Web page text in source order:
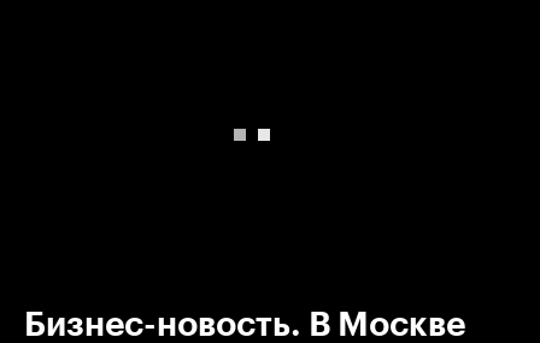
Бизнес-новость. В Москве